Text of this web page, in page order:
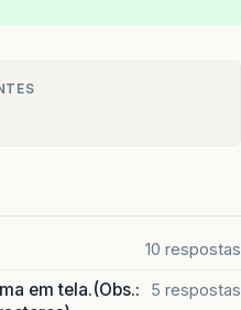
10 respostas
em tela.(Obs.:
5 respostas